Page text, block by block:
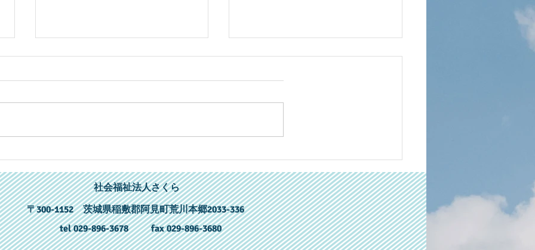
社会福祉法人さくら
〒300-1152 茨城県稲敷郡阿見町荒川本郷2033-336
tel 029-896-3678
fax 029-896-3680